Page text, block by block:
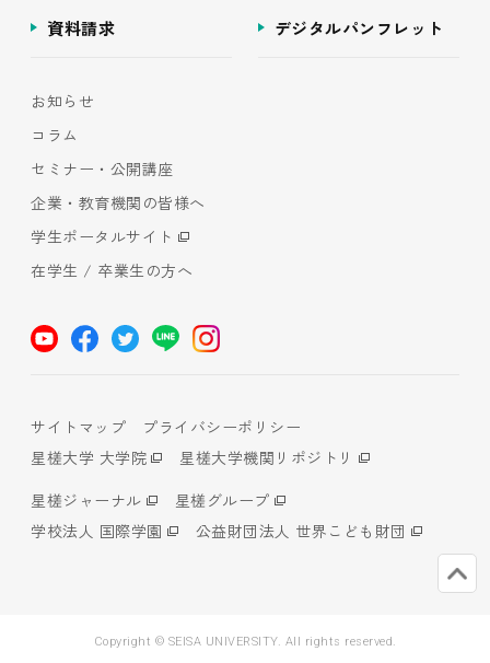
資料請求 デジタルパンフレット
お知らせ
コラム
セミナー・公開講座
企業・教育機関の皆様へ
学生ポータルサイト
在学生 / 卒業生の方へ
サイトマップ
プライバシーポリシー
星槎大学 大学院
星槎大学機関リポジトリ
星槎ジャーナル
星槎グループ
学校法人 国際学園
公益財団法人 世界こども財団
Copyright © SEISA UNIVERSITY. All rights reserved.